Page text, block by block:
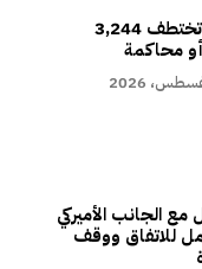
دلياني: دولة الإبادة تختطف 3,244
محاكمة
الجانب الأميركي
للاتفاق ووقف